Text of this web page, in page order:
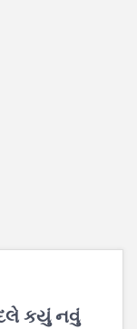
કયું નવું